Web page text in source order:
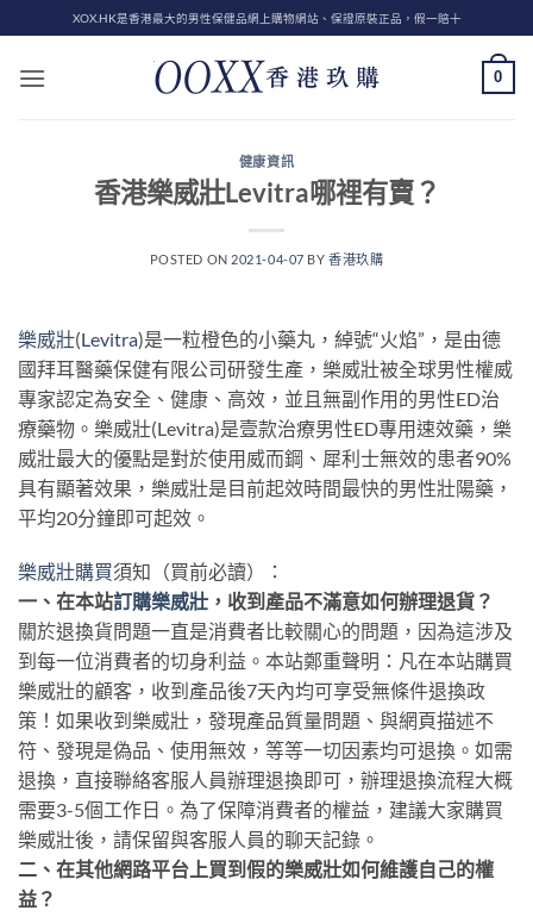
to
content
XOX.HK是香港最大的男性保健品網上購物網站、保證原裝正品，假一賠十
0
健康資訊
香港樂威壯Levitra哪裡有賣？
POSTED ON 2021-04-07 BY香港玖購
樂威壯(Levitra)是一粒橙色的小藥丸，綽號“火焰”，是由德
國拜耳醫藥保健有限公司研發生產，樂威壯被全球男性權威
專家認定為安全、健康、高效，並且無副作用的男性ED治
療藥物。樂威壯(Levitra)是壹款治療男性ED專用速效藥，樂
威壯最大的優點是對於使用威而鋼、犀利士無效的患者90%
具有顯著效果，樂威壯是目前起效時間最快的男性壯陽藥，
平均20分鐘即可起效。
樂威壯購買須知（買前必讀）：
一、在本站訂購樂威壯 ，收到產品不滿意如何辦理退貨？
關於退換貨問題一直是消費者比較關心的問題，因為這涉及
到每一位消費者的切身利益。本站鄭重聲明：凡在本站購買
樂威壯的顧客，收到產品後7天內均可享受無條件退換政
策！如果收到樂威壯，發現產品質量問題、與網頁描述不
符、發現是偽品、使用無效，等等一切因素均可退換。如需
退換，直接聯絡客服人員辦理退換即可，辦理退換流程大概
需要3-5個工作日。為了保障消費者的權益，建議大家購買
樂威壯後，請保留與客服人員的聊天記錄。
二、在其他網路平台上買到假的樂威壯如何維護自己的權
益？